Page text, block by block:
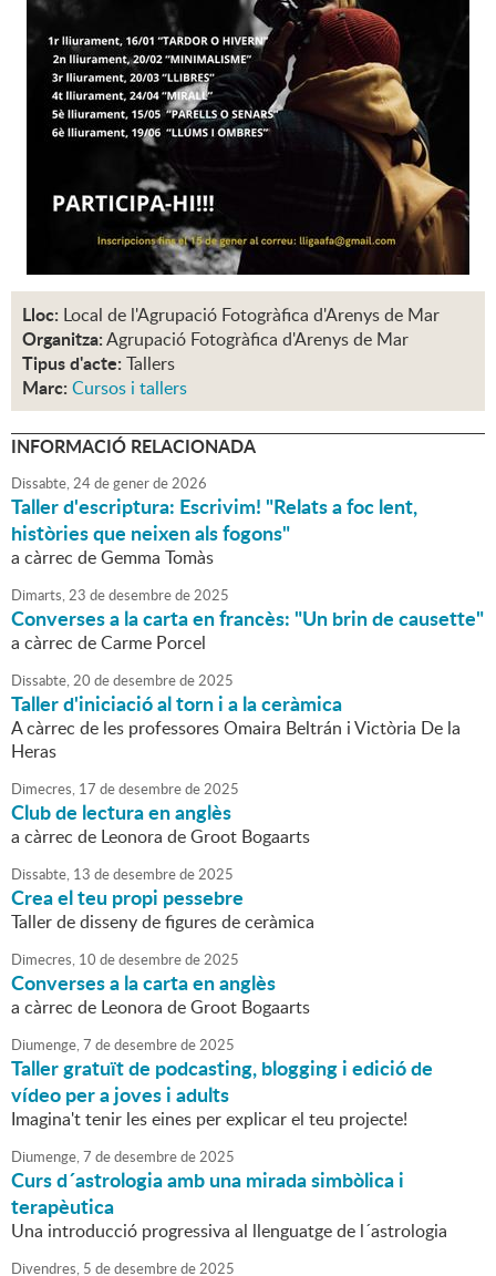
Lloc: Local de l'Agrupació Fotogràfica d'Arenys de Mar
Organitza:Agrupació Fotogràfica d'Arenys de Mar
Tipus d'acte: Tallers
Marc: Cursos i tallers
INFORMACIÓ RELACIONADA
Dissabte,24degenerde2026
Taller d'escriptura: Escrivim! "Relats a foc lent,
històries que neixen als fogons"
a càrrec de Gemma Tomàs
Dimarts,23 dedesembrede2025
Converses a la carta en francès: "Un brin de causette"
a càrrec de Carme Porcel
Dissabte,20 dedesembrede2025
Taller d'iniciació al torn i a la ceràmica
A càrrec de les professores Omaira Beltrán i Victòria De la
Heras
Dimecres, 17 dedesembrede2025
Club de lectura en anglès
a càrrec de Leonora de Groot Bogaarts
Dissabte, 13 dedesembrede2025
Crea el teu propi pessebre
Taller de disseny de figures de ceràmica
Dimecres, 10 dedesembrede2025
Converses a la carta en anglès
a càrrec de Leonora de Groot Bogaarts
Diumenge,7 dedesembrede2025
Taller gratuït de podcasting, blogging i edició de
vídeo per a joves i adults
Imagina't tenir les eines per explicar el teu projecte!
Diumenge,7 dedesembrede2025
Curs d´astrologia amb una mirada simbòlica i
terapèutica
Una introducció progressiva al llenguatge de l´astrologia
Divendres, 5 dedesembrede2025